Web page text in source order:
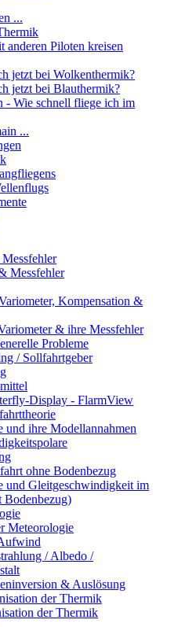
...
anderen Piloten kreisen
jetzt bei Wolkenthermik?
jetzt bei Blauthermik?
- Wie schnell fliege ich im
...
Messfehler
Kompensation &
& ihre Messfehler
Probleme
/ Sollfahrtgeber
Display - FlarmView
und ihre Modellannahmen
ohne Bodenbezug
und Gleitgeschwindigkeit im
Bodenbezug)
Meteorologie
/ Albedo /
& Auslösung
der Thermik
der Thermik